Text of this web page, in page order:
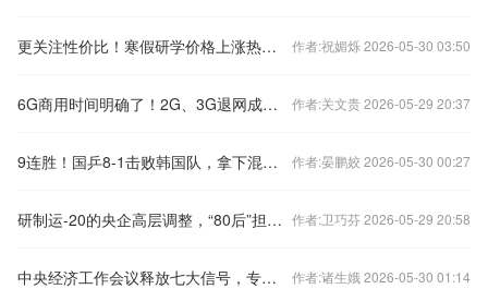
更关注性价比！寒假研学价格上涨热度下降 作者:祝媚烁 2026-05-30 03:50
6G商用时间明确了！2G、3G退网成必然 老用户怎么办？ 作者:关文贵 2026-05-29 20:37
9连胜！国乒8-1击败韩国队，拿下混合团体世界杯冠军 作者:晏鹏姣 2026-05-30 00:27
研制运-20的央企高层调整，“80后”担任总经理 作者:卫巧芬 2026-05-29 20:58
中央经济工作会议释放七大信号，专家火线解读 作者:诸生娥 2026-05-30 01:14